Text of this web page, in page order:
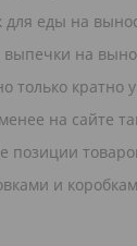
еды на
выпечки на
только
на сайте
и